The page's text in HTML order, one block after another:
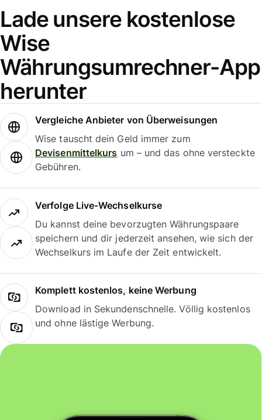
Lade unsere kostenlose
Wise
Währungsumrechner-App
herunter
Vergleiche Anbieter von Überweisungen
Wise tauscht dein Geld immer zum
Devisenmittelkurs um – und das ohne versteckte
Gebühren.
Verfolge Live-Wechselkurse
Du kannst deine bevorzugten Währungspaare
speichern und dir jederzeit ansehen, wie sich der
Wechselkurs im Laufe der Zeit entwickelt.
Komplett kostenlos, keine Werbung
Download in Sekundenschnelle. Völlig kostenlos
und ohne lästige Werbung.